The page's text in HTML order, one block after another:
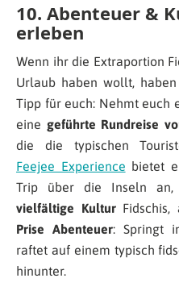
10. Abenteuer &
erleben
Wenn ihr die Extraportion
Urlaub haben wollt,
Tipp für euch: Nehmt euch
eine geführte Rundreise
die die typischen
Feejee Experience bietet
Trip über die Inseln
vielfältige KulturFidschis,
Prise Abenteuer: Springt
raftet auf einem typisch
hinunter.